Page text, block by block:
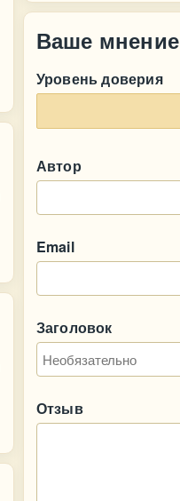
Ваше мнение
Уровень доверия
Автор
Email
Заголовок
Отзыв